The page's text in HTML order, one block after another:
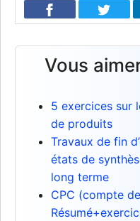
Vous
5 exercices sur
de produits
Travaux de fin
états de
long terme
CPC (compte